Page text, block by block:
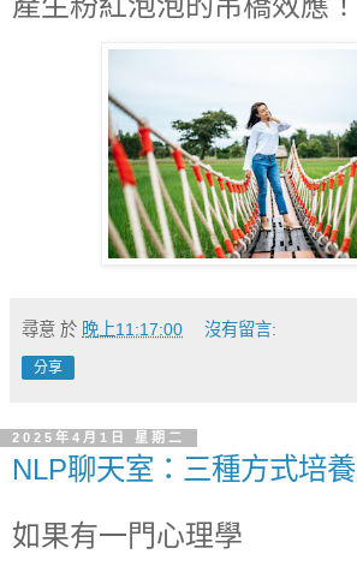
尋意 於 晚上11:17:00 沒有留言:
分享
2025年4月1日 星期二
NLP聊天室：三種方式培
如果有一門心理學